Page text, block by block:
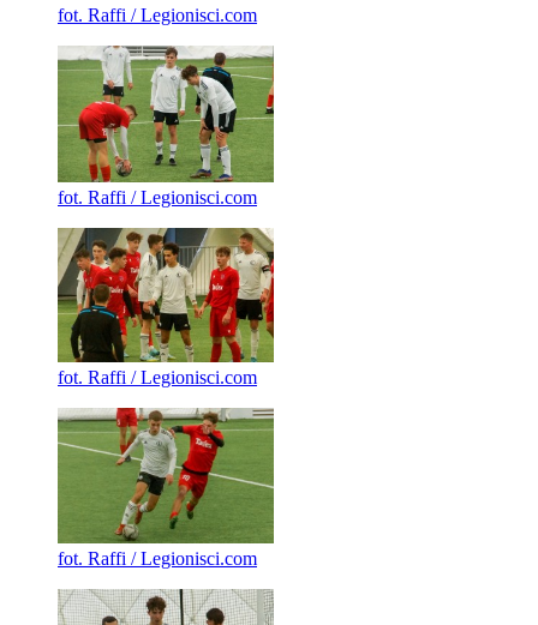
fot. Raffi / Legionisci.com
fot. Raffi / Legionisci.com
fot. Raffi / Legionisci.com
fot. Raffi / Legionisci.com